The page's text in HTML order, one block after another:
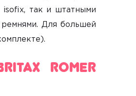
isofix, так и штатными
ремнями. Для большей
Romer